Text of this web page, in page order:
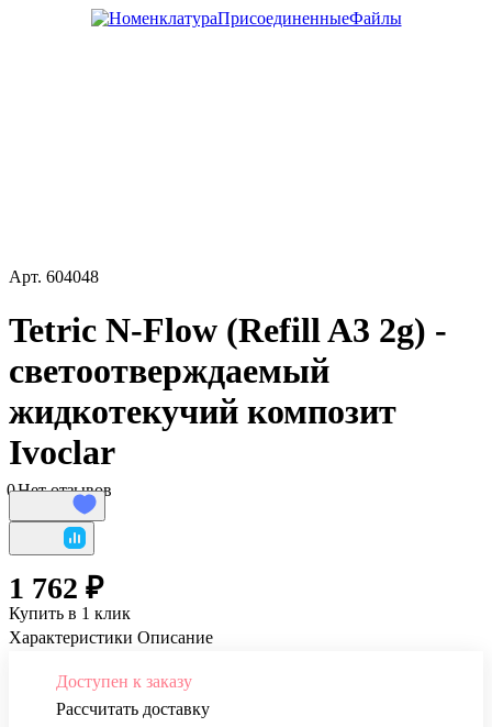
Арт. 604048
Tetric N-Flow (Refill A3 2g) -
светоотверждаемый
жидкотекучий композит
Ivoclar
0Нет отзывов
1 762 ₽
Купить в 1 клик
Характеристики Описание
Доступен к заказу
Рассчитать доставку